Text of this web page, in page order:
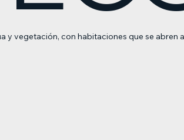
vegetación, con habitaciones que se abren